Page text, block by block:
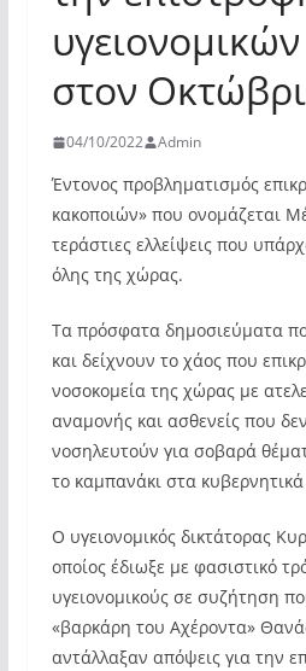
στον
04/10/2022 Admin
Έντονος προβληματισμός
κακοποιών» που ονομάζεται
τεράστιες ελλείψεις που
όλης της χώρας.
Τα πρόσφατα δημοσιεύματα
και δείχνουν το χάος που
νοσοκομεία της χώρας με
αναμονής και ασθενείς που
νοσηλευτούν για σοβαρά
το καμπανάκι στα
Ο υγειονομικός δικτάτορας
οποίος έδιωξε με φασιστικό
υγειονομικούς σε συζήτηση
«βαρκάρη του Αχέροντα»
αντάλλαξαν απόψεις για την